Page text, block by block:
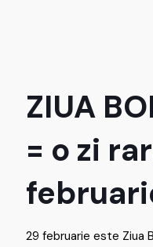
ZIUA
= o zi
29 februarie este Ziua